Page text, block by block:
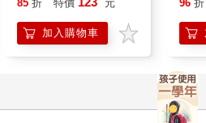
85 折 特價 元
加入購物車
96 折